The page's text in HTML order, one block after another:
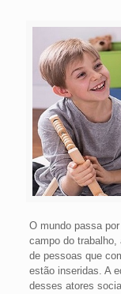
O mundo passa
campo do
de pessoas que
estão inseridas. A
desses atores